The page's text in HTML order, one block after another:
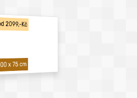
2099,-Kč
x 75 cm